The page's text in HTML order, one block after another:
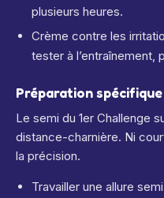
plusieurs heures.
Crème contre les
tester à l’entraînement,
Préparation spécifique
Le semi du 1er Challenge
distance-charnière. Ni
la précision.
Travailler une allure